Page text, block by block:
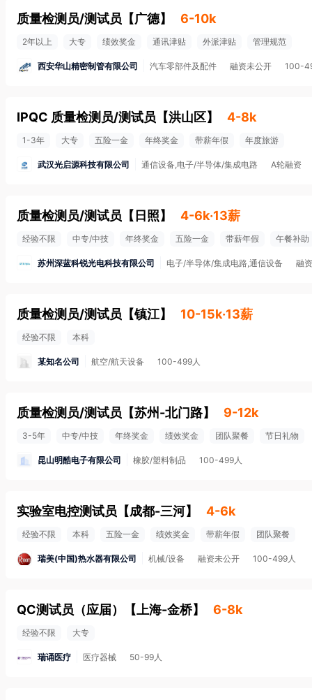
质量检测员/测试员 【广德】 6-10k
2年以上 大专 绩效奖金 通讯津贴 外派津贴 管理规范
西安华山精密制管有限公司 汽车零部件及配件 融资未公开 100-
IPQC 质量检测员/测试员 【洪山区】 4-8k
1-3年 大专 五险一金 年终奖金 带薪年假 年度旅游
武汉光启源科技有限公司 通信设备,电子/半导体/集成电路 A轮融资
质量检测员/测试员 【 日照】 4-6k·13薪
经验不限 中专/中技 年终奖金 五险一金 带薪年假 午餐补助
苏州深蓝科锐光电科技有限公司 电子/半导体/集成电路,通信设备 融
质量检测员/测试员 【镇江】 10-15k·13薪
经验不限 本科
某知名公司 航空/航天设备 100-499人
质量检测员/测试员 【苏州-北门路】 9-12k
3-5年 中专/中技 年终奖金 绩效奖金 团队聚餐 节日礼物
昆山明酷电子有限公司 橡胶/塑料制品 100-499人
实验室电控测试员 【成都-三河】 4-6k
经验不限 本科 五险一金 绩效奖金 带薪年假 团队聚餐
瑞美(中国)热水器有限公司 机械/设备 融资未公开 100-499人
QC测试员（应届） 【 上海-金桥】 6-8k
经验不限 大专
瑞诵医疗 医疗器械 50-99人